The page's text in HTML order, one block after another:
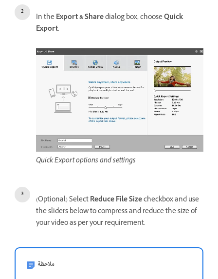
In theExport & Sharedialog box, chooseQuick
Export.
Quick Export options and settings
(Optional) SelectReduce File Sizecheckbox and use
the sliders below to compress and reduce the size of
your video as per your requirement.
ملاحظة